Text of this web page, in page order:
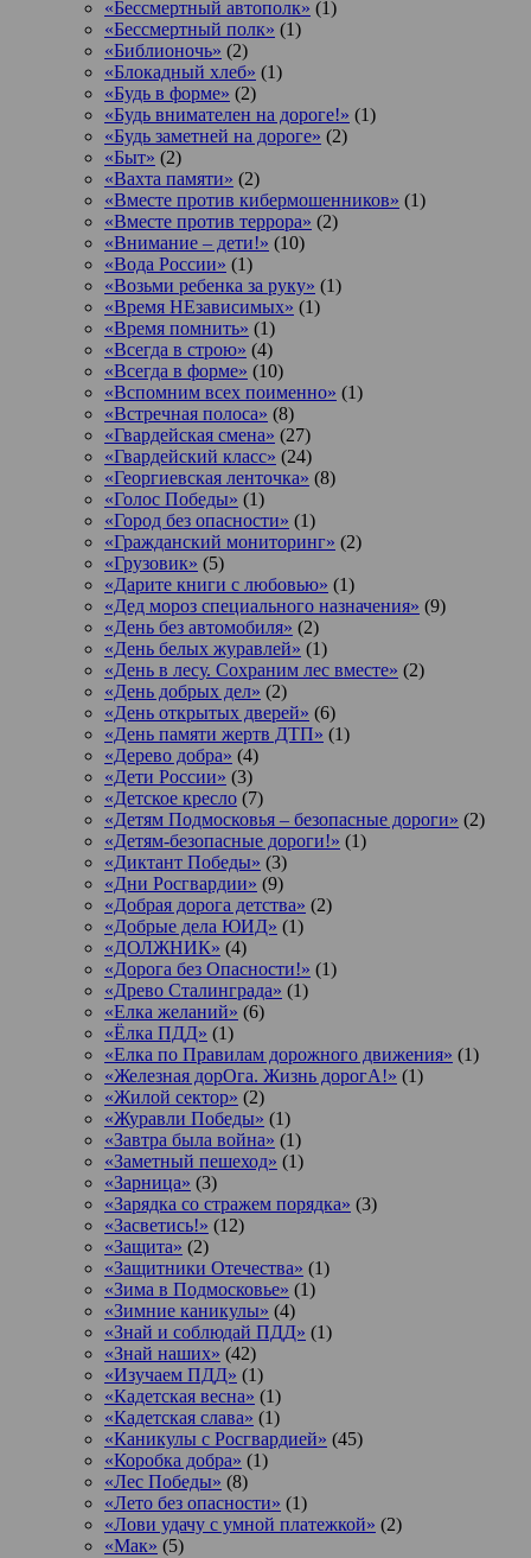
«Бессмертный автополк» (1)
«Бессмертный полк» (1)
«Библионочь» (2)
«Блокадный хлеб» (1)
«Будь в форме» (2)
«Будь внимателен на дороге!» (1)
«Будь заметней на дороге» (2)
«Быт» (2)
«Вахта памяти» (2)
«Вместе против кибермошенников» (1)
«Вместе против террора» (2)
«Внимание – дети!» (10)
«Вода России» (1)
«Возьми ребенка за руку» (1)
«Время НЕзависимых» (1)
«Время помнить» (1)
«Всегда в строю» (4)
«Всегда в форме» (10)
«Вспомним всех поименно» (1)
«Встречная полоса» (8)
«Гвардейская смена» (27)
«Гвардейский класс» (24)
«Георгиевская ленточка» (8)
«Голос Победы» (1)
«Город без опасности» (1)
«Гражданский мониторинг» (2)
«Грузовик» (5)
«Дарите книги с любовью» (1)
«Дед мороз специального назначения» (9)
«День без автомобиля» (2)
«День белых журавлей» (1)
«День в лесу. Сохраним лес вместе» (2)
«День добрых дел» (2)
«День открытых дверей» (6)
«День памяти жертв ДТП» (1)
«Дерево добра» (4)
«Дети России» (3)
«Детское кресло (7)
«Детям Подмосковья – безопасные дороги» (2)
«Детям-безопасные дороги!» (1)
«Диктант Победы» (3)
«Дни Росгвардии» (9)
«Добрая дорога детства» (2)
«Добрые дела ЮИД» (1)
«ДОЛЖНИК» (4)
«Дорога без Опасности!» (1)
«Древо Сталинграда» (1)
«Елка желаний» (6)
«Ёлка ПДД» (1)
«Елка по Правилам дорожного движения» (1)
«Железная дорОга. Жизнь дорогА!» (1)
«Жилой сектор» (2)
«Журавли Победы» (1)
«Завтра была война» (1)
«Заметный пешеход» (1)
«Зарница» (3)
«Зарядка со стражем порядка» (3)
«Засветись!» (12)
«Защита» (2)
«Защитники Отечества» (1)
«Зима в Подмосковье» (1)
«Зимние каникулы» (4)
«Знай и соблюдай ПДД» (1)
«Знай наших» (42)
«Изучаем ПДД» (1)
«Кадетская весна» (1)
«Кадетская слава» (1)
«Каникулы с Росгвардией» (45)
«Коробка добра» (1)
«Лес Победы» (8)
«Лето без опасности» (1)
«Лови удачу с умной платежкой» (2)
«Мак» (5)